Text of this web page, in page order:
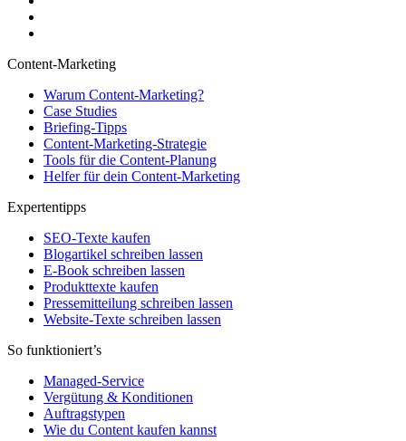
Content-Marketing
Warum Content-Marketing?
Case Studies
Briefing-Tipps
Content-Marketing-Strategie
Tools für die Content-Planung
Helfer für dein Content-Marketing
Expertentipps
SEO-Texte kaufen
Blogartikel schreiben lassen
E-Book schreiben lassen
Produkttexte kaufen
Pressemitteilung schreiben lassen
Website-Texte schreiben lassen
So funktioniert’s
Managed-Service
Vergütung & Konditionen
Auftragstypen
Wie du Content kaufen kannst